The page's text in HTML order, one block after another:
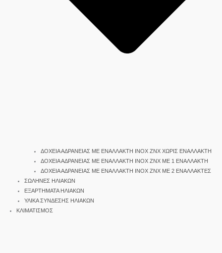
ΔΟΧΕΙΑ ΑΔΡΑΝΕΙΑΣ ΜΕ ΕΝΑΛΛΑΚΤΗ INOX ΖΝΧ ΧΩΡΙΣ ΕΝΑΛΛΑΚΤΗ
ΔΟΧΕΙΑ ΑΔΡΑΝΕΙΑΣ ΜΕ ΕΝΑΛΛΑΚΤΗ INOX ΖΝΧ ΜΕ 1 ΕΝΑΛΛΑΚΤΗ
ΔΟΧΕΙΑ ΑΔΡΑΝΕΙΑΣ ΜΕ ΕΝΑΛΛΑΚΤΗ INOX ΖΝΧ ΜΕ 2 ΕΝΑΛΛΑΚΤΕΣ
ΣΩΛΗΝΕΣ ΗΛΙΑΚΩΝ
ΕΞΑΡΤΗΜΑΤΑ ΗΛΙΑΚΩΝ
ΥΛΙΚΑ ΣΥΝΔΕΣΗΣ ΗΛΙΑΚΩΝ
ΚΛΙΜΑΤΙΣΜΟΣ